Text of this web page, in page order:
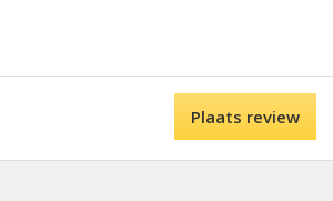
Plaats review